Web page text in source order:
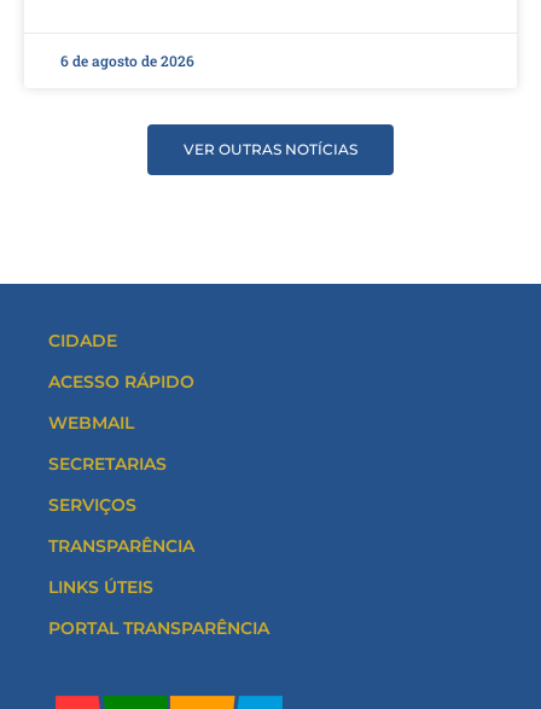
6 de agosto de 2026
VER OUTRAS NOTÍCIAS
CIDADE
ACESSO RÁPIDO
WEBMAIL
SECRETARIAS
SERVIÇOS
TRANSPARÊNCIA
LINKS ÚTEIS
PORTAL TRANSPARÊNCIA